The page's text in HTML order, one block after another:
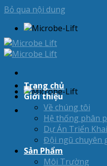
Bỏ qua nội dung
Trang chủ
Giới thiệu
Về chúng tôi
Hệ thống phân
Dự Án Triển Khai
Đội ngũ chuyên
Sản Phẩm
Môi Trường